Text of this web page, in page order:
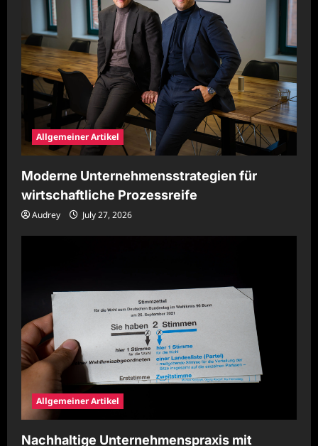
Allgemeiner Artikel
Moderne Unternehmensstrategien für
wirtschaftliche Prozessreife
Audrey July 27, 2026
Allgemeiner Artikel
Nachhaltige Unternehmenspraxis mit